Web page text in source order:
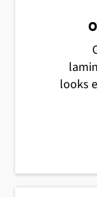
looks